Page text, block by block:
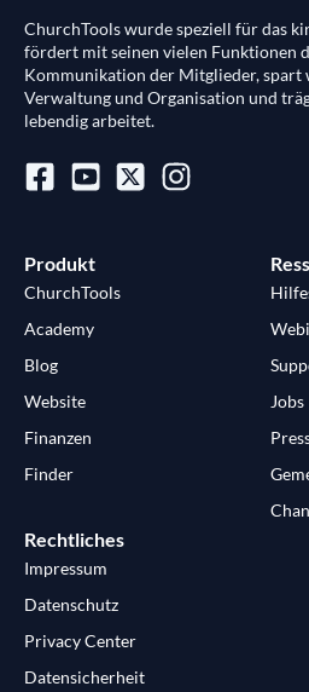
ChurchTools wurde speziell für das
fördert mit seinen vielen Funktionen
Kommunikation der Mitglieder,
Verwaltung und Organisation und
lebendig arbeitet.
Produkt
ChurchTools
Academy
Blog
Website
Finanzen
Finder
Jobs
Rechtliches
Impressum
Datenschutz
Privacy Center
Datensicherheit